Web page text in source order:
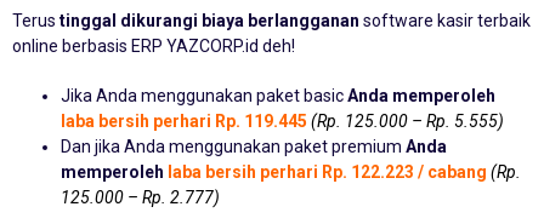
Terus tinggal dikurangi biaya berlangganan software kasir terbaik
online berbasis ERP YAZCORP.id deh!
Jika Anda menggunakan paket basicAnda memperoleh
laba bersih perhari Rp. 119.445 (Rp. 125.000 – Rp. 5.555)
Dan jika Anda menggunakan paket premium Anda
memperoleh laba bersih perhari Rp. 122.223 / cabang (Rp.
125.000 – Rp. 2.777)